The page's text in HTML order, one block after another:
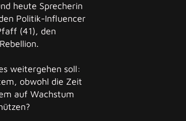
heute Sprecherin
Politik-Influencer
(41), den
weitergehen soll:
obwohl die Zeit
auf Wachstum